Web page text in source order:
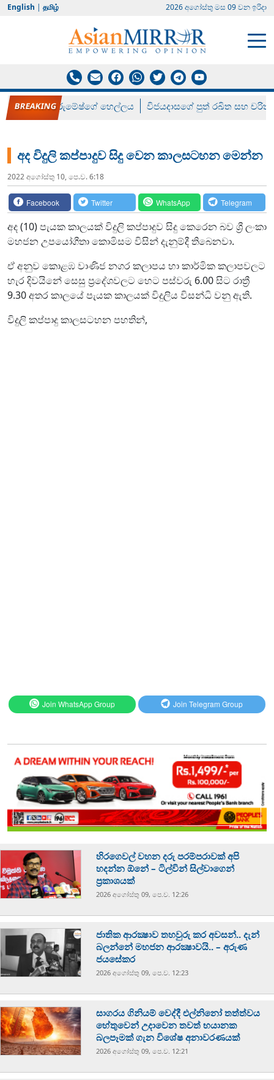
English | தமிழ் 2026 අගෝස්‍තු මස 09 වන ඉරිදා
රන් ගෙනා රුමේෂ්ගේ හෙල්ලය විජයදාසගේ පුත් රඛිත සහ චරිත්
අද විදුලි කප්පාදුව සිදු වෙන කාලසටහන මෙන්න
2022 අගෝස්‍තු 10, පෙ.ව. 6:18
Facebook Twitter WhatsApp Telegram
අද (10) පැයක කාලයක් විදුලි කප්පාදුව සිදු කෙරෙන බව ශ්‍රී ලංකා
මහජන උපයෝගීතා කොමිසම විසින් දැනුම්දී තිබෙනවා.
ඒ අනුව කොළඹ වාණිජ නගර කලාපය හා කාර්මික කලාපවලට
හැර දිවයිනේ සෙසු ප්‍රදේශවලට හෙට පස්වරු 6.00 සිට රාත්‍රී
9.30 අතර කාලයේ පැයක කාලයක් විදුලිය විසන්ධි වනු ඇති.
විදුලි කප්පාදු කාලසටහන පහතින්,
Join WhatsApp Group Join Telegram Group
හිරගෙවල් වහන දරු පරම්පරාවක් අපි
හදන්න ඕනේ – ටිල්වින් සිල්වාගෙන්
ප්‍රකාශයක්
2026 අගෝස්‍තු 09, පෙ.ව. 12:26
ජාතික ආරක්‍ෂාව තහවුරු කර අවසන්.. දැන්
බලන්නේ මහජන ආරක්‍ෂාවයි.. – අරුණ
ජයසේකර
2026 අගෝස්‍තු 09, පෙ.ව. 12:23
සාගරය ගිනියම් වෙද්දී එල්නිනෝ තත්ත්වය
හේතුවෙන් උදාවෙන තවත් භයානක
බලපෑමක් ගැන විශේෂ අනාවරණයක්
2026 අගෝස්‍තු 09, පෙ.ව. 12:21